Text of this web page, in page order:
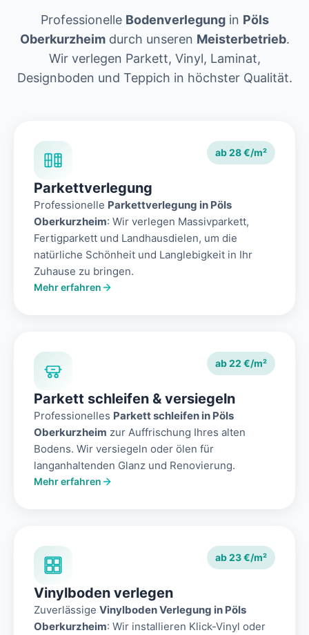
Professionelle Bodenverlegungin Pöls
Oberkurzheimdurch unseren Meisterbetrieb.
Wir verlegen Parkett, Vinyl, Laminat,
Designboden und Teppich in höchster Qualität.
ab 28 €/m²
Parkettverlegung
Professionelle Parkettverlegung in Pöls
Oberkurzheim: Wir verlegen Massivparkett,
Fertigparkett und Landhausdielen, um die
natürliche Schönheit und Langlebigkeit in Ihr
Zuhause zu bringen.
Mehr erfahren
ab 22 €/m²
Parkett schleifen & versiegeln
Professionelles Parkett schleifen in Pöls
Oberkurzheim zur Auffrischung Ihres alten
Bodens. Wir versiegeln oder ölen für
langanhaltenden Glanz und Renovierung.
Mehr erfahren
ab 23 €/m²
Vinylboden verlegen
Zuverlässige Vinylboden Verlegung in Pöls
Oberkurzheim: Wir installieren Klick-Vinyl oder